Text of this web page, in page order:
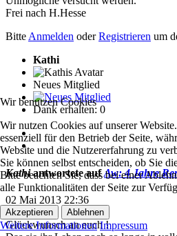
Frei nach H.Hesse
BitteAnmelden oderRegistrieren um
Kathi
Neues Mitglied
Dank erhalten: 0
Kathiantwortete aufAw: 4 Jahre
02 Mai 2013 22:36
#2
Glückwunsch an euch !
Wir benutzen Cookies
Wir nutzen Cookies auf unserer
essenziell für den Betrieb der Seite,
Website und die Nutzererfahrung zu
Sie können selbst entscheiden, ob Sie
Bitte beachten Sie, dass bei einer
alle Funktionalitäten der Seite zur
Akzeptieren Ablehnen
Weitere Informationen Impressum